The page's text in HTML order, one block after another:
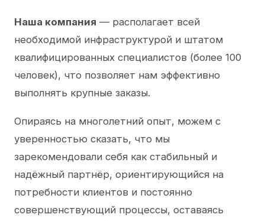
Наша компания — располагает всей
необходимой инфраструктурой и штатом
квалифицированных специалистов (более 100
человек), что позволяет нам эффективно
выполнять крупные заказы.
Опираясь на многолетний опыт, можем с
уверенностью сказать, что мы
зарекомендовали себя как стабильный и
надёжный партнёр, ориентирующийся на
потребности клиентов и постоянно
совершенствующий процессы, оставаясь